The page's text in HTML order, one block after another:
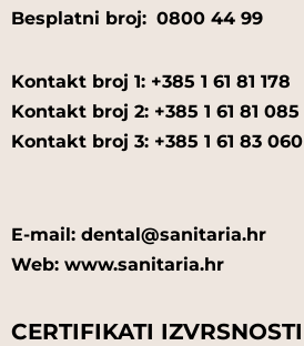
Besplatni broj: 0800 44 99
Kontakt broj 1: +385 1 61 81 178
Kontakt broj 2: +385 1 61 81 085
Kontakt broj 3: +385 1 61 83 060
E-mail: dental@sanitaria.hr
Web: www.sanitaria.hr
CERTIFIKATI IZVRSNOSTI